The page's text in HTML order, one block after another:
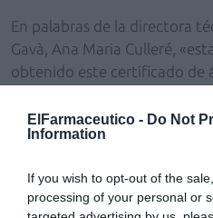
ElFarmaceutico - Do Not
Information
If you wish to opt-out of the
processing of your personal or
En palabras de la directora
Gavà, Ana Maria Culleré,
obtenido este certificado de
garantizar la calidad del
los puntos de la cadena de
olvidar, dice Culleré, que
contribuye a asegurar la